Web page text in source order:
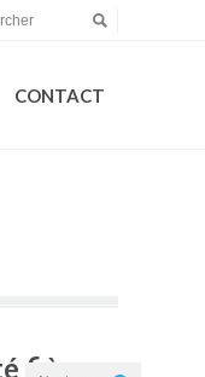
CONTACT
fière